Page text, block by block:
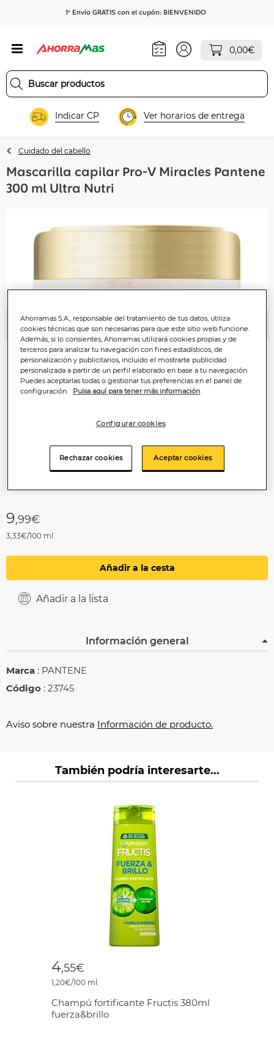
1º Envío GRATIS con el cupón: BIENVENIDO
0,00€
Indicar CP Ver horarios de entrega
Cuidado del cabello
Mascarilla capilar Pro-V Miracles Pantene
300 ml Ultra Nutri
Anterior
9,99€
3,33€/100 ml.
Añadir a la cesta
Añadir a la lista
Información general
Marca : PANTENE
Código : 23745
Aviso sobre nuestra Información de producto.
También podría interesarte...
4,55€
1,20€/100 ml.
Champú fortificante Fructis 380ml
fuerza&brillo
Ahorramas S.A., responsable del tratamiento de tus datos, utiliza
cookies técnicas que son necesarias para que este sitio web funcione.
Además, si lo consientes, Ahorramas utilizará cookies propias y de
terceros para analizar tu navegación con fines estadísticos, de
personalización y publicitarios, incluido el mostrarte publicidad
personalizada a partir de un perfil elaborado en base a tu navegación.
Puedes aceptarlas todas o gestionar tus preferencias en el panel de
configuración.
Pulsa aquí para tener más información
Configurar cookies
Rechazar cookies Aceptar cookies